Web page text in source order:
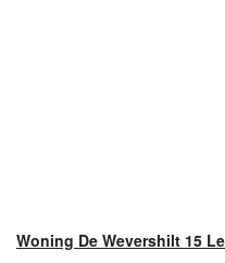
Woning De Wevershilt 15